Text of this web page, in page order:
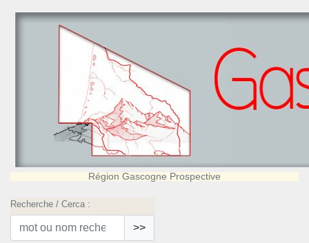
Région Gascogne Prospective
Recherche / Cerca :
>>